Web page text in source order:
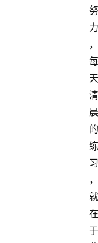
努
力
，
每
天
清
晨
的
练
习
，
就
在
于